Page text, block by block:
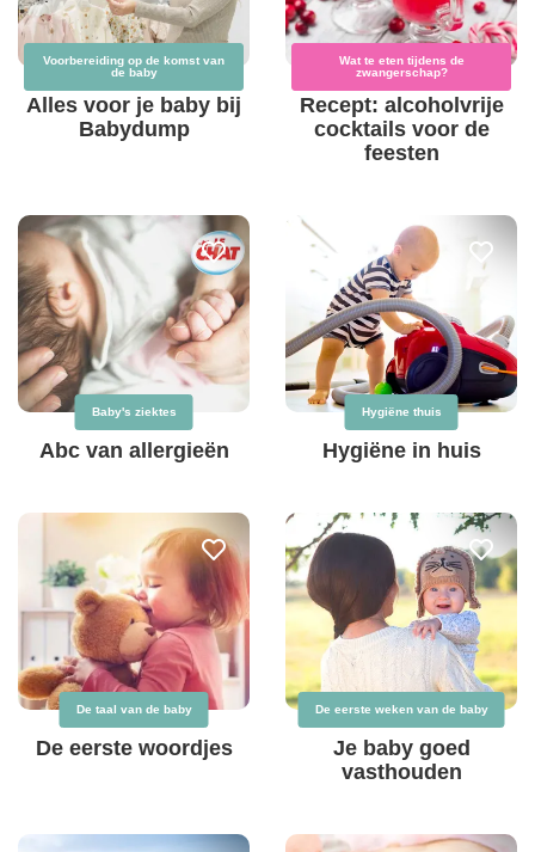
Voorbereiding op de komst van
de baby
Alles voor je baby bij
Babydump
Wat te eten tijdens de
zwangerschap?
Recept: alcoholvrije
cocktails voor de
feesten
Baby's ziektes
Abc van allergieën
Hygiëne thuis
Hygiëne in huis
De taal van de baby
De eerste woordjes
De eerste weken van de baby
Je baby goed
vasthouden